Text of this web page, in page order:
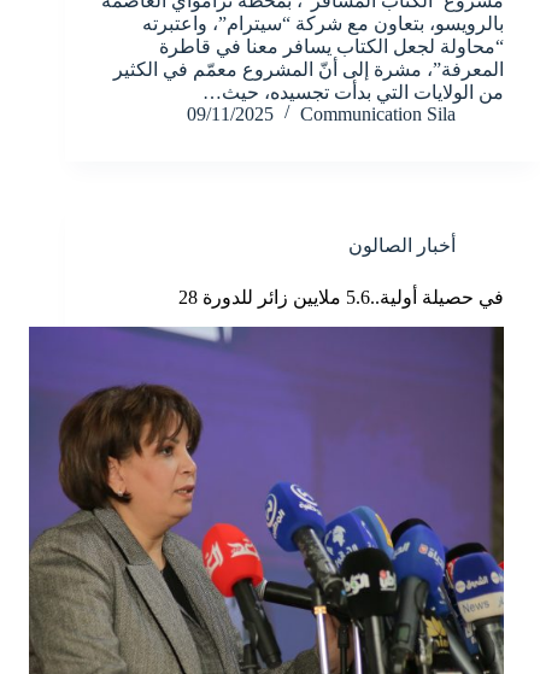
بالرويسو، بتعاون مع شركة “سيترام”، واعتبرته
“محاولة لجعل الكتاب يسافر معنا في قاطرة
المعرفة”، مشرة إلى أنّ المشروع معمّم في الكثير
من الولايات التي بدأت تجسيده، حيث…
Communication Sila
09/11/2025
أخبار الصالون
في حصيلة أولية..5.6 ملايين زائر للدورة 28